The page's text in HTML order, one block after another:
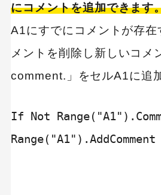
にコメントを追加できます
A1にすでにコメントが存在
メントを削除し新しいコメ
comment.」をセルA1に追
If Not